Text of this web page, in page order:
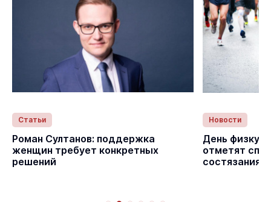
Статьи
Роман Султанов: поддержка
женщин требует конкретных
решений
Новости
День
отметят